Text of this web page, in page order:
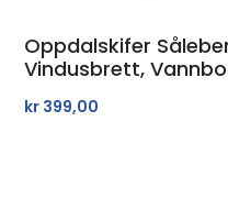
Oppdalskifer
Vindusbrett,
kr 399,00